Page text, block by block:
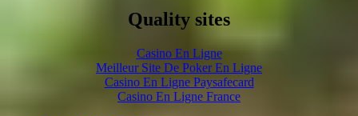
Quality sites
Casino En Ligne
Meilleur Site De Poker En Ligne
Casino En Ligne Paysafecard
Casino En Ligne France